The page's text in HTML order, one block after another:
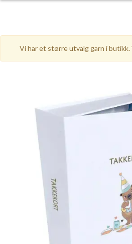
Vi har et større utvalg garn i butikk.